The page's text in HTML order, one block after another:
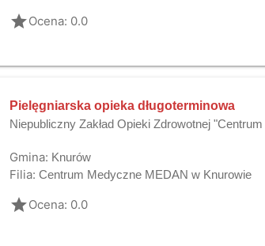
gradeOcena: 0.0
Pielęgniarska opieka długoterminowa
Niepubliczny Zakład Opieki Zdrowotnej
Gmina: Knurów
Filia: Centrum Medyczne MEDAN w Knurowie
gradeOcena: 0.0